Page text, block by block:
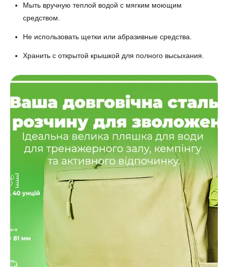
Мыть вручную теплой водой с мягким моющим
средством.
Не использовать щетки или абразивные средства.
Хранить с открытой крышкой для полного высыхания.